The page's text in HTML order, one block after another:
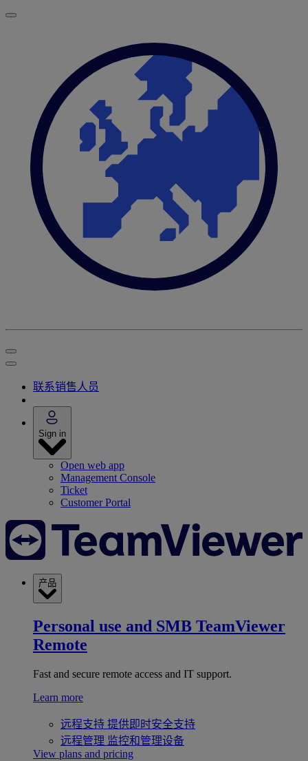
联系销售人员
Sign in
Open web app
Management Console
Ticket
Customer Portal
产品
Personal use and SMB TeamViewer
Remote
Fast and secure remote access and IT support.
Learn more
远程支持 提供即时安全支持
远程管理 监控和管理设备
View plans and pricing